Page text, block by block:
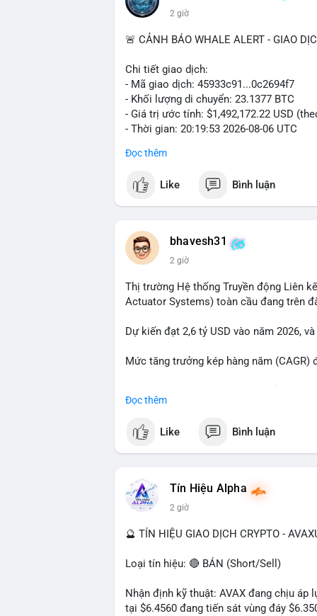
2 giờ
🚨 CẢNH BÁO WHALE ALERT - GIAO
Chi tiết giao dịch:
- Mã giao dịch: 45933c91...0c2694f7
- Khối lượng di chuyển: 23.1377 BTC
- Giá trị ước tính: $1,492,172.22 USD
- Thời gian: 20:19:53 2026-08-06 UTC
Nhận định phân tích hành vi của Cá voi
tiền đáng chú ý nhưng chưa đến mức
đang tái phân bổ tài sản giữa các ví
áp lực bán ngắn hạn có thể xuất hiện,
Lời khuyên ngắn gọn cho nhà đầu tư
trọng đòn bẩy. Ngược lại, nếu BTC
tích cực.
#23dot14btc #chuyenvilanh #aplucban
Đọc thêm
Like Bình luận
bhavesh31
2 giờ
Thị trường Hệ thống Truyền động Liên
Actuator Systems) toàn cầu đang trên
Dự kiến đạt 2,6 tỷ USD vào năm 2026,
Mức tăng trưởng kép hàng năm (CAGR)
Đọc thêm
Like Bình luận
Tín Hiệu Alpha
2 giờ
🔮 TÍN HIỆU GIAO DỊCH CRYPTO -
Loại tín hiệu: 🔴 BÁN (Short/Sell)
Nhận định kỹ thuật: AVAX đang chịu áp
tại $6.4560 đang tiến sát vùng đáy